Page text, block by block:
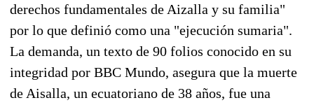
derechos fundamentales de Aizalla y su familia"
por lo que definió como una "ejecución sumaria".
La demanda, un texto de 90 folios conocido en su
integridad por BBC Mundo, asegura que la muerte
de Aisalla, un ecuatoriano de 38 años, fue una